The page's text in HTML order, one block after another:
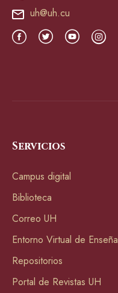
uh@uh.cu
Servicios
Campus digital
Biblioteca
Correo UH
Entorno Virtual de
Repositorios
Portal de Revistas UH